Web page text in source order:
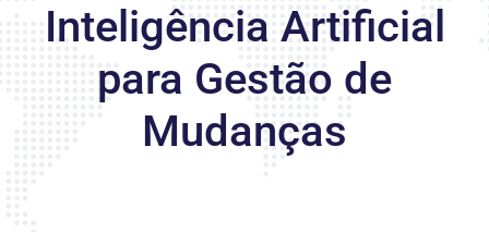
Inteligência Artificial
para Gestão de
Mudanças